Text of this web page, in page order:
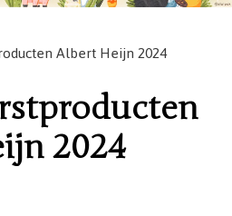
Albert Heijn 2024
2024